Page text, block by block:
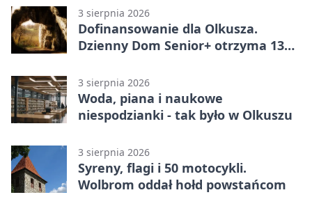
3 sierpnia 2026
Dofinansowanie dla Olkusza.
Dzienny Dom Senior+ otrzyma 134
3 sierpnia 2026
Woda, piana i naukowe
niespodzianki - tak było w Olkuszu
3 sierpnia 2026
Syreny, flagi i 50 motocykli.
Wolbrom oddał hołd powstańcom